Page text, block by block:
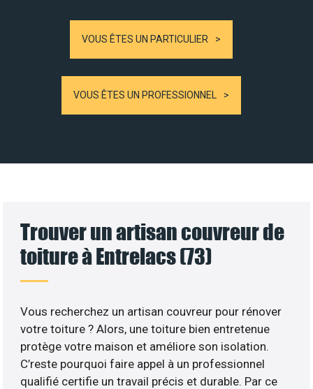
VOUS ÊTES UN PARTICULIER
VOUS ÊTES UN PROFESSIONNEL
Trouver un artisan couvreur de
toiture à Entrelacs (73)
Vous recherchez un artisan couvreur pour rénover
votre toiture ? Alors, une toiture bien entretenue
protège votre maison et améliore son isolation.
C’reste pourquoi faire appel à un professionnel
qualifié certifie un travail précis et durable. Par ce